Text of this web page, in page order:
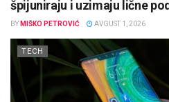
špijuniraju i uzimaju lične
BY MIŠKO PETROVIĆ AVGUST 1, 2026
TECH